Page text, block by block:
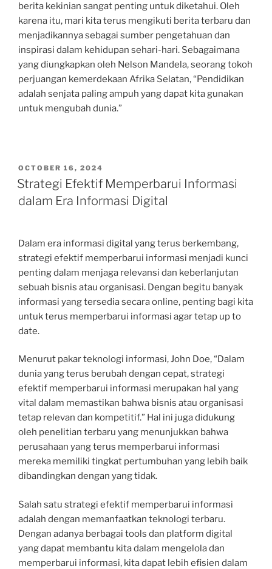
berita kekinian sangat penting untuk diketahui. Oleh
karena itu, mari kita terus mengikuti berita terbaru dan
menjadikannya sebagai sumber pengetahuan dan
inspirasi dalam kehidupan sehari-hari. Sebagaimana
yang diungkapkan oleh Nelson Mandela, seorang tokoh
perjuangan kemerdekaan Afrika Selatan, “Pendidikan
adalah senjata paling ampuh yang dapat kita gunakan
untuk mengubah dunia.”
POSTED
ON
OCTOBER 16, 2024
Strategi Efektif Memperbarui Informasi
dalam Era Informasi Digital
Dalam era informasi digital yang terus berkembang,
strategi efektif memperbarui informasi menjadi kunci
penting dalam menjaga relevansi dan keberlanjutan
sebuah bisnis atau organisasi. Dengan begitu banyak
informasi yang tersedia secara online, penting bagi kita
untuk terus memperbarui informasi agar tetap up to
date.
Menurut pakar teknologi informasi, John Doe, “Dalam
dunia yang terus berubah dengan cepat, strategi
efektif memperbarui informasi merupakan hal yang
vital dalam memastikan bahwa bisnis atau organisasi
tetap relevan dan kompetitif.” Hal ini juga didukung
oleh penelitian terbaru yang menunjukkan bahwa
perusahaan yang terus memperbarui informasi
mereka memiliki tingkat pertumbuhan yang lebih baik
dibandingkan dengan yang tidak.
Salah satu strategi efektif memperbarui informasi
adalah dengan memanfaatkan teknologi terbaru.
Dengan adanya berbagai tools dan platform digital
yang dapat membantu kita dalam mengelola dan
memperbarui informasi, kita dapat lebih efisien dalam